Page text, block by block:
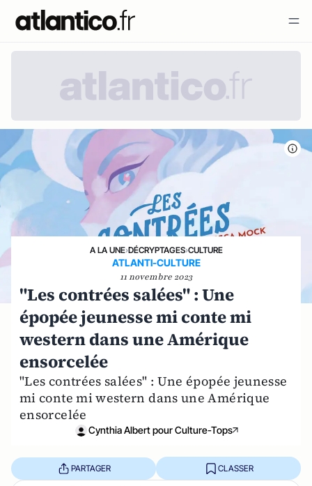
A LA UNE›DÉCRYPTAGES›CULTURE
ATLANTI-CULTURE
11 novembre 2023
"Les contrées salées" : Une
épopée jeunesse mi conte mi
western dans une Amérique
ensorcelée
"Les contrées salées" : Une épopée jeunesse
mi conte mi western dans une Amérique
ensorcelée
Cynthia Albert pour Culture-Tops
PARTAGER CLASSER